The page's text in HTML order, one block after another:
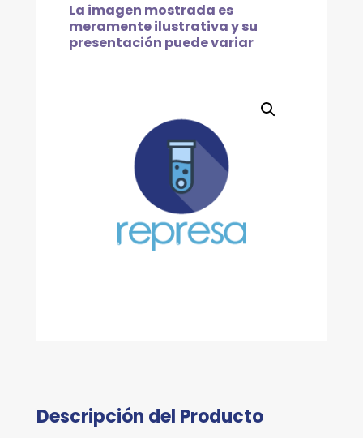
La imagen mostrada es
meramente ilustrativa y su
presentación puede variar
Descripción del Producto